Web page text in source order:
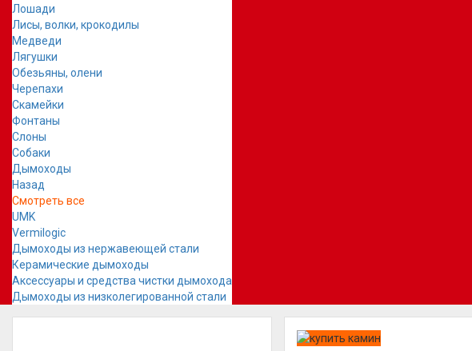
Лошади
Лисы, волки, крокодилы
Медведи
Лягушки
Обезьяны, олени
Черепахи
Скамейки
Фонтаны
Слоны
Собаки
Дымоходы
Назад
Смотреть все
UMK
Vermilogic
Дымоходы из нержавеющей стали
Керамические дымоходы
Аксессуары и средства чистки дымохода
Дымоходы из низколегированной стали